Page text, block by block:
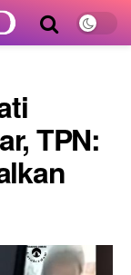
TPN: